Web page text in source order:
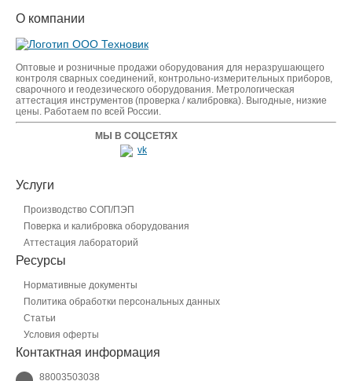
О компании
Оптовые и розничные продажи оборудования для неразрушающего
контроля сварных соединений, контрольно-измерительных приборов,
сварочного и геодезического оборудования. Метрологическая
аттестация инструментов (проверка / калибровка). Выгодные, низкие
цены. Работаем по всей России.
МЫ В СОЦСЕТЯХ
Услуги
Производство СОП/ПЭП
Поверка и калибровка оборудования
Аттестация лабораторий
Ресурсы
Нормативные документы
Политика обработки персональных данных
Статьи
Условия оферты
Контактная информация
88003503038